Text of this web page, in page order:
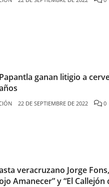
ganan litigio a
22 DE SEPTIEMBRE DE 2022 0
veracruzano Jorge Fons,
Amanecer” y “El Callejón